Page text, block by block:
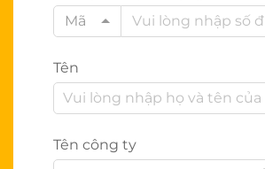
Mã
Tên
Tên công ty